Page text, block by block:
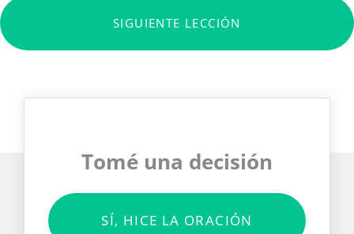
SIGUIENTE LECCIÓN
Tomé una decisión
SÍ, HICE LA ORACIÓN